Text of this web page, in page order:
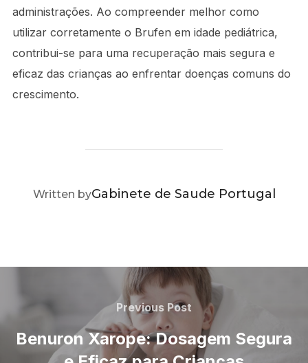
administrações. Ao compreender melhor como
utilizar corretamente o Brufen em idade pediátrica,
contribui-se para uma recuperação mais segura e
eficaz das crianças ao enfrentar doenças comuns do
crescimento.
POST AUTHOR
Written byGabinete de Saude Portugal
artigos
Previous
Post
Previous Post
Benuron Xarope: Dosagem Segura